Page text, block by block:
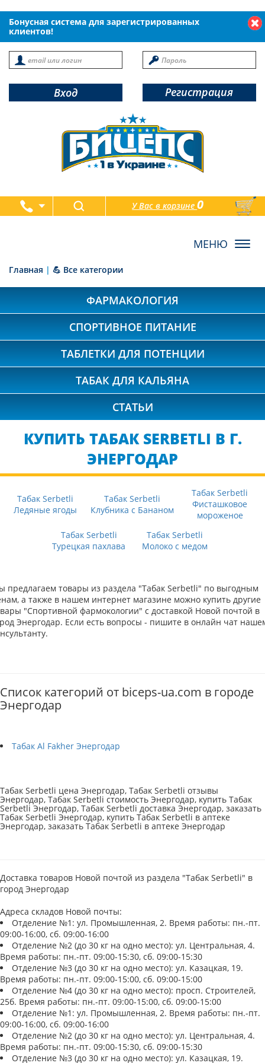
Бонусная система для зарегистрированных
клиентов!
Вход Регистрация
У Вас в корзине0
товаров
Главная | 💪 Все категории
ФАРМАКОЛОГИЯ
СПОРТИВНОЕ ПИТАНИЕ
ТАБЛЕТКИ ДЛЯ ПОТЕНЦИИ
ТАБАК ДЛЯ КАЛЬЯНА
СТАТЬИ
КУПИТЬ ТАБАК SERBETLI В Г.
ЭНЕРГОДАР
Табак Serbetli
Ледяные ягоды
Табак Serbetli
Клубника с Бананом
Табак Serbetli
Фисташковое
мороженое
Табак Serbetli
Турецкая пахлава
Табак Serbetli
Молоко с медом
предлагаем товары из раздела "Табак Serbetli" по выгодным
а также в нашем интернет магазине можно купить другие
"Спортивной фармокологии" с доставкой Новой почтой в
Энергодар. Если есть вопросы - пишите в онлайн чат
Список категорий от biceps-ua.com в городе
Энергодар
Табак Al Fakher Энергодар
Табак Serbetli цена Энергодар, Табак Serbetli отзывы
Энергодар, Табак Serbetli стоимость Энергодар, купить Табак
Serbetli Энергодар, Табак Serbetli доставка Энергодар, заказать
Табак Serbetli Энергодар, купить Табак Serbetli в аптеке
Энергодар, заказать Табак Serbetli в аптеке Энергодар
Доставка товаров Новой почтой из раздела "Табак Serbetli" в
город Энергодар
Адреса складов Новой почты:
Отделение №1: ул. Промышленная, 2. Время работы: пн.-пт.
09:00-16:00, сб. 09:00-16:00
Отделение №2 (до 30 кг на одно место): ул. Центральная, 4.
Время работы: пн.-пт. 09:00-15:30, сб. 09:00-15:30
Отделение №3 (до 30 кг на одно место): ул. Казацкая, 19.
Время работы: пн.-пт. 09:00-15:00, сб. 09:00-15:00
Отделение №4 (до 30 кг на одно место): просп. Строителей,
25б. Время работы: пн.-пт. 09:00-15:00, сб. 09:00-15:00
Отделение №1: ул. Промышленная, 2. Время работы: пн.-пт.
09:00-16:00, сб. 09:00-16:00
Отделение №2 (до 30 кг на одно место): ул. Центральная, 4.
Время работы: пн.-пт. 09:00-15:30, сб. 09:00-15:30
Отделение №3 (до 30 кг на одно место): ул. Казацкая, 19.